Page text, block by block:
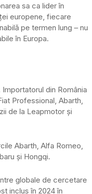
sa ca lider în
europene, fiecare
pe termen lung – nu
în Europa.
din România
Professional, Abarth,
de la Leapmotor și
Abarth, Alfa Romeo,
și Hongqi.
globale de cercetare
inclus în 2024 în